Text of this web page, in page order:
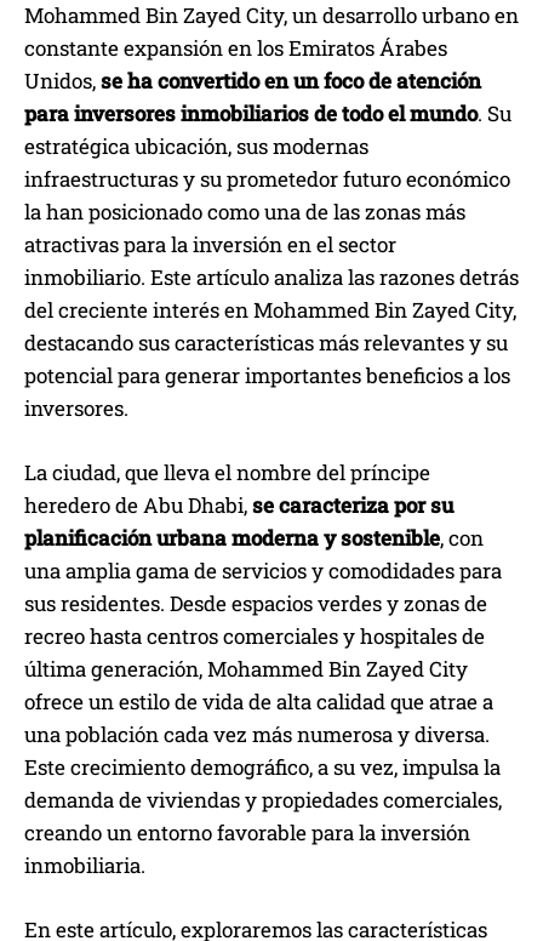
Mohammed Bin Zayed City, un desarrollo urbano en
constante expansión en los Emiratos Árabes
Unidos,se ha convertido en un foco de atención
para inversores inmobiliarios de todo el mundo. Su
estratégica ubicación, sus modernas
infraestructuras y su prometedor futuro económico
la han posicionado como una de las zonas más
atractivas para la inversión en el sector
inmobiliario. Este artículo analiza las razones detrás
del creciente interés en Mohammed Bin Zayed City,
destacando sus características más relevantes y su
potencial para generar importantes beneficios a los
inversores.
La ciudad, que lleva el nombre del príncipe
heredero de Abu Dhabi,se caracteriza por su
planificación urbana moderna y sostenible, con
una amplia gama de servicios y comodidades para
sus residentes. Desde espacios verdes y zonas de
recreo hasta centros comerciales y hospitales de
última generación, Mohammed Bin Zayed City
ofrece un estilo de vida de alta calidad que atrae a
una población cada vez más numerosa y diversa.
Este crecimiento demográfico, a su vez, impulsa la
demanda de viviendas y propiedades comerciales,
creando un entorno favorable para la inversión
inmobiliaria.
En este artículo, exploraremos las características